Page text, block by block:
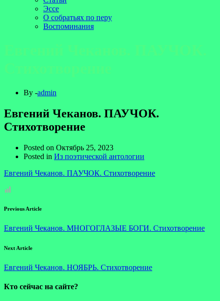
Эссе
О собратьях по перу
Воспоминания
By -admin
Евгений Чеканов. ПАУЧОК.
Стихотворение
Posted on Октябрь 25, 2023
Posted in Из поэтической антологии
Евгений Чеканов. ПАУЧОК. Стихотворение
Previous Article
Евгений Чеканов. МНОГОГЛАЗЫЕ БОГИ. Стихотворение
Next Article
Евгений Чеканов. НОЯБРЬ. Стихотворение
Кто сейчас на сайте?